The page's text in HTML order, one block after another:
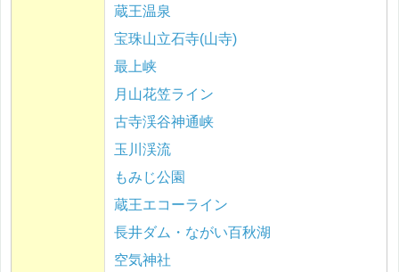
蔵王温泉
宝珠山立石寺(山寺)
最上峡
月山花笠ライン
古寺渓谷神通峡
玉川渓流
もみじ公園
蔵王エコーライン
長井ダム・ながい百秋湖
空気神社